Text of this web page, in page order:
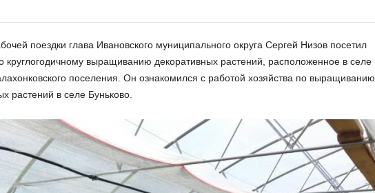
поездки глава Ивановского муниципального округа Сергей Низов посетил
круглогодичному выращиванию декоративных растений, расположенное в селе
поселения. Он ознакомился с работой хозяйства по выращиванию
растений в селе Буньково.